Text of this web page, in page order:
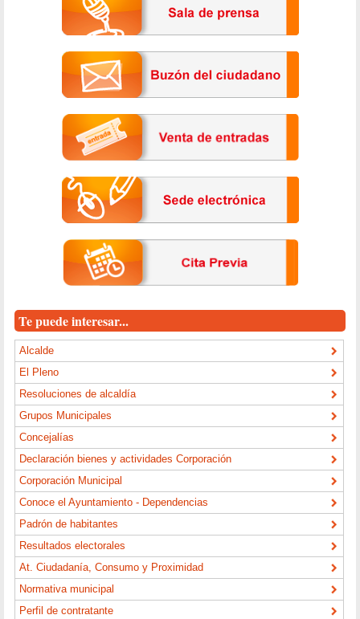
Te puede interesar...
Alcalde
El Pleno
Resoluciones de alcaldía
Grupos Municipales
Concejalías
Declaración bienes y actividades Corporación
Corporación Municipal
Conoce el Ayuntamiento - Dependencias
Padrón de habitantes
Resultados electorales
At. Ciudadanía, Consumo y Proximidad
Normativa municipal
Perfil de contratante